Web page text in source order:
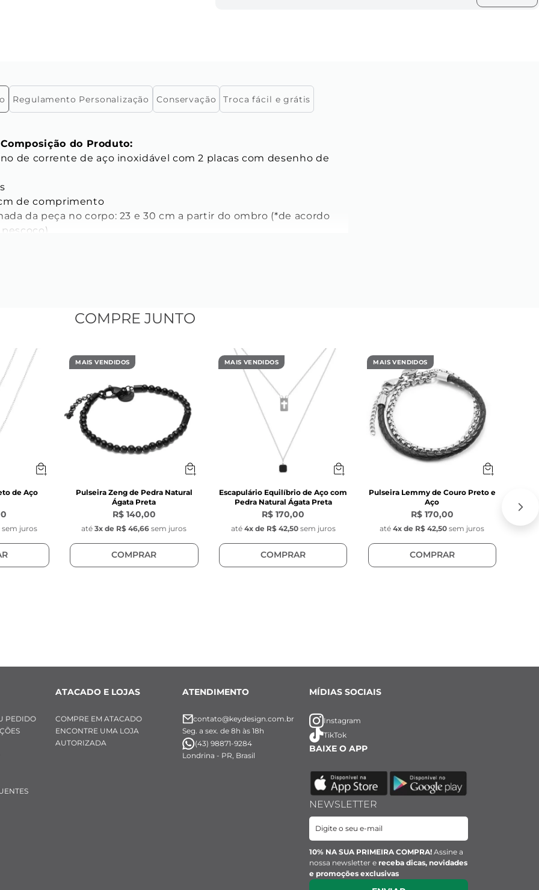
Regulamento Personalização Conservação Troca fácil e grátis
Composição do Produto:
de comprimento
da peça no corpo: 23 e 30 cm a partir do ombro (*de acordo
Tijolinho oval com frisos
de aço inoxidável preto
das 2 Placas com desenho de Cruz vazado:
retangular com desenho de Cruz vazado no centro e pequena
da Key Design na lateral.
Móvel, (não é fixa na corrente)
COMPRE JUNTO
de Aço
sem juros
MAIS VENDIDOS
Pulseira Zeng de Pedra Natural
Ágata Preta
R$ 140,00
até 3x de R$ 46,66 sem juros
COMPRAR
MAIS VENDIDOS
Escapulário Equilíbrio de Aço com
Pedra Natural Ágata Preta
R$ 170,00
até 4x de R$ 42,50 sem juros
COMPRAR
MAIS VENDIDOS
Pulseira Lemmy de Couro Preto e
Aço
R$ 170,00
até 4x de R$ 42,50 sem juros
COMPRAR
PEDIDO
ATACADO E LOJAS
COMPRE EM ATACADO
ENCONTRE UMA LOJA
AUTORIZADA
ATENDIMENTO
contato@keydesign.com.br
Seg. a sex. de 8h às 18h
(43) 98871-9284
Londrina - PR, Brasil
MÍDIAS SOCIAIS
Instagram
TikTok
BAIXE O APP
NEWSLETTER
10% NA SUA PRIMEIRA COMPRA! Assine a
nossa newsletter e receba dicas, novidades
e promoções exclusivas